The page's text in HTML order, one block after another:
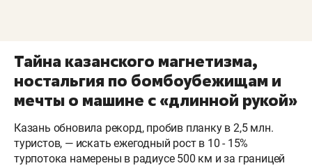
Тайна казанского магнетизма,
ностальгия по бомбоубежищам и
мечты о машине с «длинной рукой»
Казань обновила рекорд, пробив планку в 2,5 млн.
туристов, — искать ежегодный рост в 10 - 15%
турпотока намерены в радиусе 500 км и за границей